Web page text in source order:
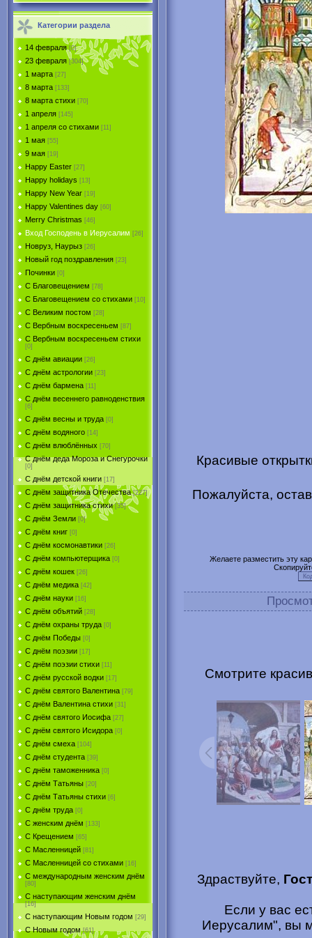
Категории раздела
14 февраля [0]
23 февраля [304]
1 марта [27]
8 марта [133]
8 марта стихи [70]
1 апреля [145]
1 апреля со стихами [11]
1 мая [55]
9 мая [19]
Happy Easter [27]
Happy holidays [13]
Happy New Year [19]
Happy Valentines day [60]
Merry Christmas [46]
Вход Господень в Иерусалим [26]
Новруз, Наурыз [26]
Новый год поздравления [23]
Починки [0]
С Благовещением [78]
С Благовещением со стихами [10]
С Великим постом [28]
С Вербным воскресеньем [87]
С Вербным воскресеньем стихи
[0]
С днём авиации [26]
С днём астрологии [23]
С днём бармена [11]
С днём весеннего равноденствия
[6]
С днём весны и труда [0]
С днём водяного [14]
С днём влюблённых [70]
С днём деда Мороза и Снегурочки
[0]
С днём детской книги [17]
С днём защитника Отечества [227]
С днём защитника стихи [35]
С днём Земли [0]
С днём книг [0]
С днём космонавтики [26]
С днём компьютерщика [0]
С днём кошек [26]
С днём медика [42]
С днём науки [16]
С днём объятий [28]
С днём охраны труда [0]
С днём Победы [0]
С днём поэзии [17]
С днём поэзии стихи [11]
С днём русской водки [17]
С днём святого Валентина [79]
С днём Валентина стихи [31]
С днём святого Иосифа [27]
С днём святого Исидора [0]
С днём смеха [104]
С днём студента [39]
С днём таможенника [0]
С днём Татьяны [20]
С днём Татьяны стихи [6]
С днём труда [0]
С женским днём [133]
С Крещением [65]
С Масленницей [81]
С Масленницей со стихами [16]
С международным женским днём
[80]
С наступающим женским днём
[16]
С наступающим Новым годом [29]
С Новым годом [61]
Красивые
Пожалуйста,
Желаете разместить эту
Смотрите
Здраствуйте,
Если у вас
Иерусалим", вы